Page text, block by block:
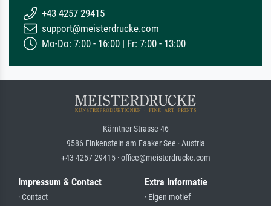
+43 4257 29415
support@meisterdrucke.com
Mo-Do: 7:00 - 16:00 | Fr: 7:00 - 13:00
Kärntner Strasse 46
9586 Finkenstein am Faaker See · Austria
+43 4257 29415 · office@meisterdrucke.com
Impressum & Contact
· Contact
Extra Informatie
· Eigen motief